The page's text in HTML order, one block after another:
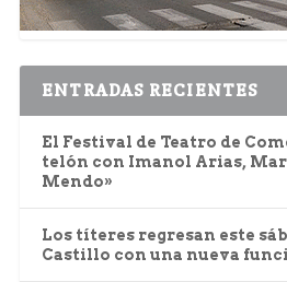
ENTRADAS RECIENTES
El Festival de Teatro de
telón con Imanol Arias,
Mendo»
Los títeres regresan este
Castillo con una nueva